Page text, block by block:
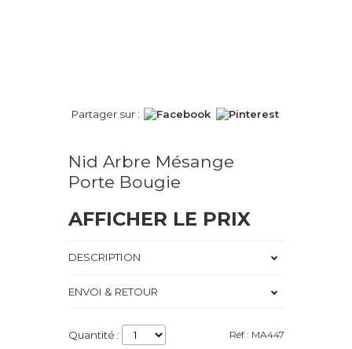
Partager sur :
Nid Arbre Mésange
Porte Bougie
AFFICHER LE PRIX
DESCRIPTION
ENVOI & RETOUR
Quantité : Réf : MA447